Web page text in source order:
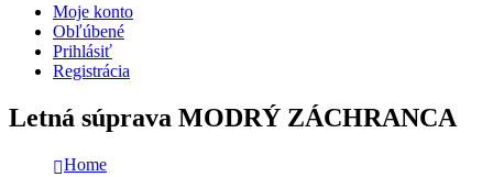
Moje konto
Obľúbené
Prihlásiť
Registrácia
Letná súprava MODRÝ ZÁCHRANCA
Home